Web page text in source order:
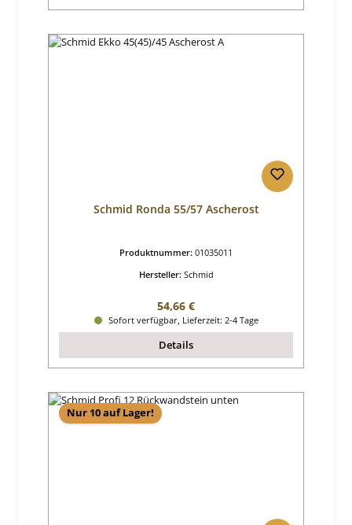
Schmid Ronda 55/57 Ascherost
Produktnummer: 01035011
Hersteller: Schmid
Regulärer Preis:
54,66 €
Sofort verfügbar, Lieferzeit: 2-4 Tage
Details
Nur 10 auf Lager!